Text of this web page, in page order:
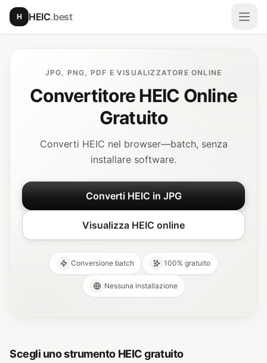
Vai al contenuto principale
H HEIC.best
Apri
JPG, PNG, PDF E VISUALIZZATORE ONLINE
Convertitore HEIC Online
Gratuito
Converti HEIC nel browser—batch, senza
installare software.
Converti HEIC in JPG
Visualizza HEIC online
Conversione batch 100% gratuito
Nessuna installazione
Scegli uno strumento HEIC gratuito